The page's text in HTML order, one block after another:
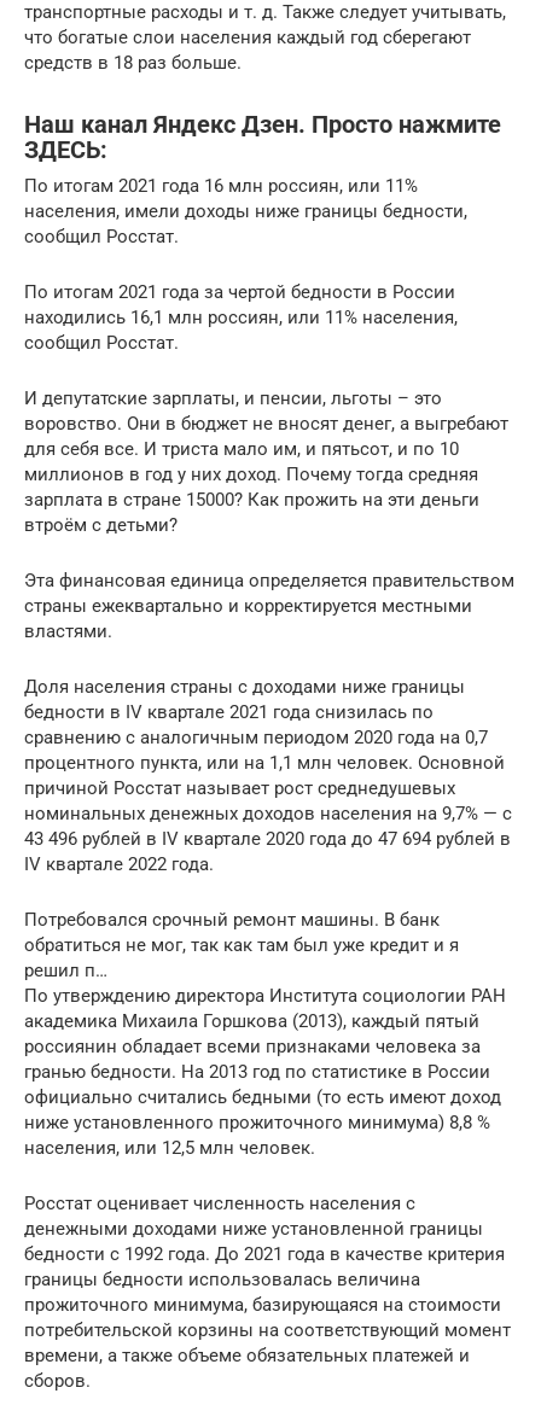
транспортные расходы и т. д. Также следует учитывать,
что богатые слои населения каждый год сберегают
средств в 18 раз больше.
Наш канал Яндекс Дзен. Просто нажмите
ЗДЕСЬ:
По итогам 2021 года 16 млн россиян, или 11%
населения, имели доходы ниже границы бедности,
сообщил Росстат.
По итогам 2021 года за чертой бедности в России
находились 16,1 млн россиян, или 11% населения,
сообщил Росстат.
И депутатские зарплаты, и пенсии, льготы – это
воровство. Они в бюджет не вносят денег, а выгребают
для себя все. И триста мало им, и пятьсот, и по 10
миллионов в год у них доход. Почему тогда средняя
зарплата в стране 15000? Как прожить на эти деньги
втроём с детьми?
Эта финансовая единица определяется правительством
страны ежеквартально и корректируется местными
властями.
Доля населения страны с доходами ниже границы
бедности в IV квартале 2021 года снизилась по
сравнению с аналогичным периодом 2020 года на 0,7
процентного пункта, или на 1,1 млн человек. Основной
причиной Росстат называет рост среднедушевых
номинальных денежных доходов населения на 9,7% — с
43 496 рублей в IV квартале 2020 года до 47 694 рублей в
IV квартале 2022 года.
Потребовался срочный ремонт машины. В банк
обратиться не мог, так как там был уже кредит и я
решил п…
По утверждению директора Института социологии РАН
академика Михаила Горшкова (2013), каждый пятый
россиянин обладает всеми признаками человека за
гранью бедности. На 2013 год по статистике в России
официально считались бедными (то есть имеют доход
ниже установленного прожиточного минимума) 8,8 %
населения, или 12,5 млн человек.
Росстат оценивает численность населения с
денежными доходами ниже установленной границы
бедности с 1992 года. До 2021 года в качестве критерия
границы бедности использовалась величина
прожиточного минимума, базирующаяся на стоимости
потребительской корзины на соответствующий момент
времени, а также объеме обязательных платежей и
сборов.